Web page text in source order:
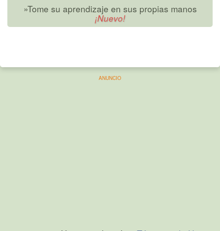
»Tome su aprendizaje en sus propias manos
ANUNCIO